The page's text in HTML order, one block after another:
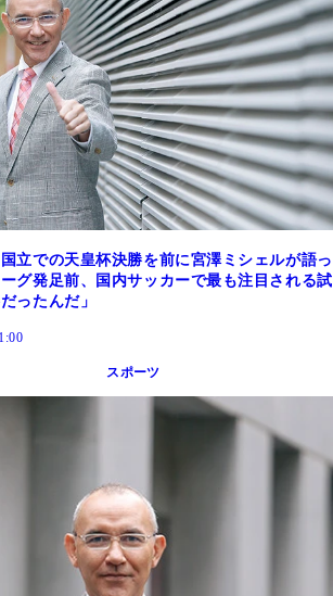
立での天皇杯決勝を前に宮澤ミシェルが語っ
グ発足前、国内サッカーで最も注目される試
ったんだ」
スポーツ